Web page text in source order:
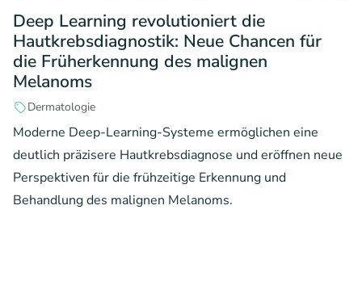
Deep Learning revolutioniert die
Hautkrebsdiagnostik: Neue Chancen für
die Früherkennung des malignen
Melanoms
Dermatologie
Moderne Deep-Learning-Systeme ermöglichen eine
deutlich präzisere Hautkrebsdiagnose und eröffnen neue
Perspektiven für die frühzeitige Erkennung und
Behandlung des malignen Melanoms.